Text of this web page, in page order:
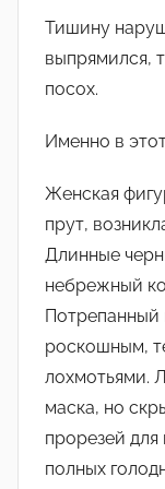
Тишину
выпрямился,
посох.
Именно в
Женская
прут,
Длинные
небрежный
Потрепанный
роскошным,
лохмотьями.
маска, но
прорезей для
полных